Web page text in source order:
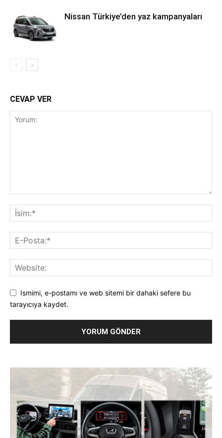
Nissan Türkiye’den yaz kampanyaları
CEVAP VER
Ismimi, e-postamı ve web sitemi bir dahaki sefere bu
tarayıcıya kaydet.